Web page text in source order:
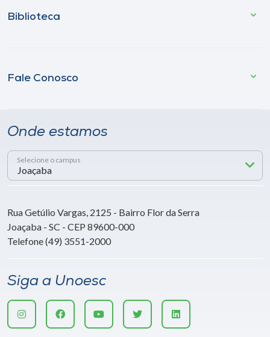
Biblioteca
Fale Conosco
Onde estamos
Selecione o campus
Rua Getúlio Vargas, 2125 - Bairro Flor da Serra
Joaçaba - SC - CEP 89600-000
Telefone (49) 3551-2000
Siga a Unoesc